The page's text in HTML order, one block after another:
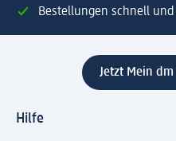
Bestellungen schnell
Jetzt Mein
Hilfe